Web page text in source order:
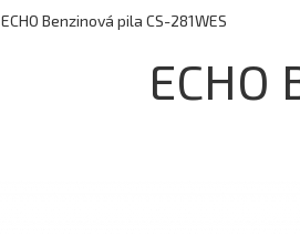
ECHO Benzinová pila CS-281WES
ECHO